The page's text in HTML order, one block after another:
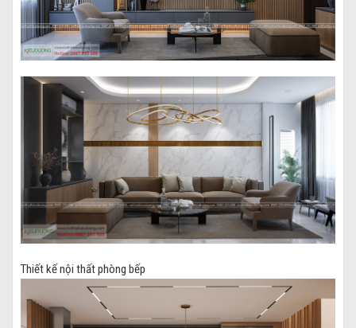
Thiết kế nội thất phòng bếp